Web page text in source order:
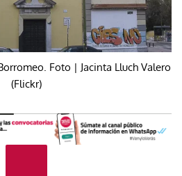
Foto | Jacinta Lluch Valero
(Flickr)